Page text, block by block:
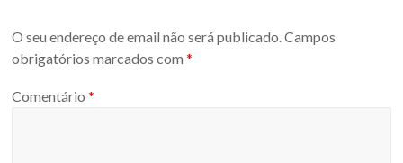
O seu endereço de email não será publicado.Campos
obrigatórios marcados com*
Comentário*